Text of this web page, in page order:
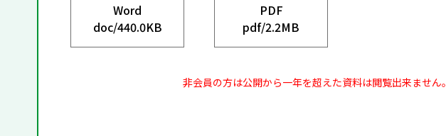
Word
doc/440.0KB
PDF
pdf/2.2MB
非会員の方は公開から一年を超えた資料は閲覧出来ません。